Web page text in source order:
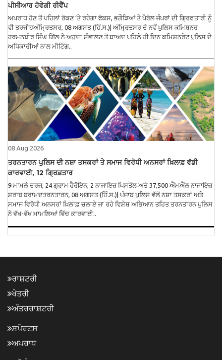
ਪੀਸੀਆਰ ਹੋਵੇਗੀ ਰੀਵੈਂਪ
ਅਪਰਾਧ ਹੋਣ ਤੋਂ ਪਹਿਲਾਂ ਰੋਕਣ ’ਤੇ ਰਹੇਗਾ ਫੋਕਸ, ਭਗੌੜਿਆਂ ਤੇ ਪੈਰੋਲ ਜੰਪਰਾਂ ਦੀ ਗ੍ਰਿਫ਼ਤਾਰੀ ਨੂੰ
ਵੀ ਤਰਜੀਹਅੰਮ੍ਰਿਤਸਰ, 08 ਅਗਸਤ (ਹਿੰ.ਸ.)| ਅੰਮ੍ਰਿਤਸਰ ਦੇ ਨਵੇਂ ਪੁਲਿਸ ਕਮਿਸ਼ਨਰ
ਹਰਮਨਬੀਰ ਸਿੰਘ ਗਿੱਲ ਨੇ ਅਹੁਦਾ ਸੰਭਾਲਣ ਤੋਂ ਬਾਅਦ ਪਹਿਲੇ ਹੀ ਦਿਨ ਕਮਿਸ਼ਨਰੇਟ ਪੁਲਿਸ ਦੇ
ਅਧਿਕਾਰੀਆਂ ਨਾਲ ਮੀਟਿੰਗ..
08 Aug 2026
ਤਰਨਤਾਰਨ ਪੁਲਿਸ ਦੀ ਨਸ਼ਾ ਤਸਕਰਾਂ ਤੇ ਸਮਾਜ ਵਿਰੋਧੀ ਅਨਸਰਾਂ ਖ਼ਿਲਾਫ਼ ਵੱਡੀ
ਕਾਰਵਾਈ, 12 ਗ੍ਰਿਫ਼ਤਾਰ
9 ਮਾਮਲੇ ਦਰਜ, 24 ਗ੍ਰਾਮ ਹੈਰੋਇਨ, 2 ਨਾਜਾਇਜ਼ ਪਿਸਤੌਲ ਅਤੇ 37,500 ਐੱਮਐੱਲ ਨਾਜਾਇਜ਼
ਸ਼ਰਾਬ ਬਰਾਮਦਤਰਨਤਾਰਨ, 08 ਅਗਸਤ (ਹਿੰ.ਸ.)| ਪੰਜਾਬ ਪੁਲਿਸ ਵੱਲੋਂ ਨਸ਼ਾ ਤਸਕਰਾਂ ਅਤੇ
ਸਮਾਜ ਵਿਰੋਧੀ ਅਨਸਰਾਂ ਖ਼ਿਲਾਫ਼ ਚਲਾਏ ਜਾ ਰਹੇ ਵਿਸ਼ੇਸ਼ ਅਭਿਆਨ ਤਹਿਤ ਤਰਨਤਾਰਨ ਪੁਲਿਸ
ਨੇ ਵੱਖ-ਵੱਖ ਮਾਮਲਿਆਂ ਵਿੱਚ ਕਾਰਵਾਈ..
ਰਾਸ਼ਟਰੀ
ਖੇਤਰੀ
ਅੰਤਰਰਾਸ਼ਟਰੀ
ਸਪੋਰਟਸ
ਅਪਰਾਧ